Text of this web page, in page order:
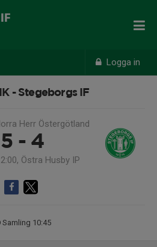
Logga in
- Stegeborgs IF
Herr Östergötland
5 - 4
Östra Husby IP
Samling 10:45